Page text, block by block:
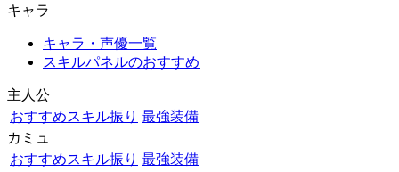
キャラ
キャラ・声優一覧
スキルパネルのおすすめ
主人公
おすすめスキル振り 最強装備
カミュ
おすすめスキル振り 最強装備